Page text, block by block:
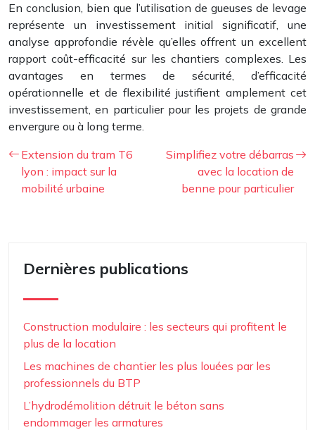
En conclusion, bien que l’utilisation de gueuses de levage
représente un investissement initial significatif, une
analyse approfondie révèle qu’elles offrent un excellent
rapport coût-efficacité sur les chantiers complexes. Les
avantages en termes de sécurité, d’efficacité
opérationnelle et de flexibilité justifient amplement cet
investissement, en particulier pour les projets de grande
envergure ou à long terme.
Extension du tram T6
lyon : impact sur la
mobilité urbaine
Simplifiez votre débarras
avec la location de
benne pour particulier
Dernières publications
Construction modulaire : les secteurs qui profitent le
plus de la location
Les machines de chantier les plus louées par les
professionnels du BTP
L’hydrodémolition détruit le béton sans
endommager les armatures